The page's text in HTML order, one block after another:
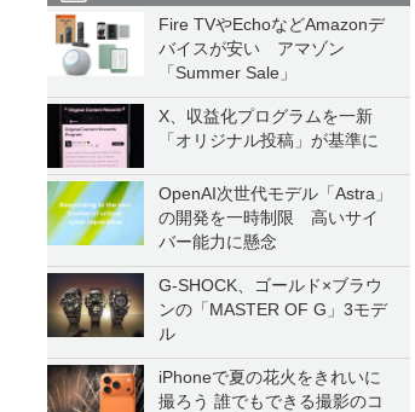
Fire TVやEchoなどAmazonデ
バイスが安い アマゾン
「Summer Sale」
X、収益化プログラムを一新
「オリジナル投稿」が基準に
OpenAI次世代モデル「Astra」
の開発を一時制限 高いサイ
バー能力に懸念
G-SHOCK、ゴールド×ブラウ
ンの「MASTER OF G」3モデ
ル
iPhoneで夏の花火をきれいに
撮ろう 誰でもできる撮影のコ